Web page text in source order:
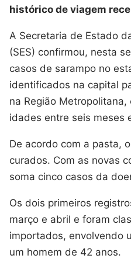
histórico de viagem
A Secretaria de Estado
(SES) confirmou, nesta
casos de sarampo no
identificados na capital
na Região
idades entre seis meses
De acordo com a pasta,
curados. Com as novas
soma cinco casos da
Os dois primeiros
março e abril e foram
importados, envolvendo
um homem de 42 anos.